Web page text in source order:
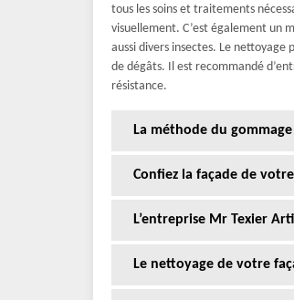
tous les soins et traitements
visuellement. C’est également un
aussi divers insectes. Le nettoyage
de dégâts. Il est recommandé
résistance.
La méthode du
Confiez la façade de
L’entreprise Mr Texier
Le nettoyage de votre